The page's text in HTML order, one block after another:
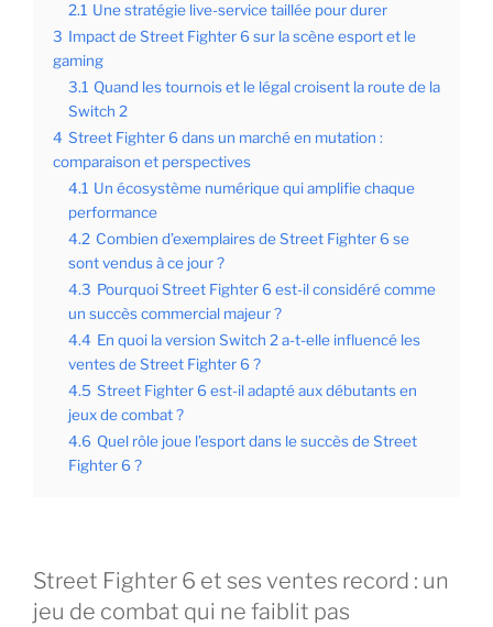
2.1 Une stratégie live-service taillée pour durer
3 Impact de Street Fighter 6 sur la scène esport et le
gaming
3.1 Quand les tournois et le légal croisent la route de la
Switch 2
4 Street Fighter 6 dans un marché en mutation :
comparaison et perspectives
4.1 Un écosystème numérique qui amplifie chaque
performance
4.2 Combien d’exemplaires de Street Fighter 6 se
sont vendus à ce jour ?
4.3 Pourquoi Street Fighter 6 est-il considéré comme
un succès commercial majeur ?
4.4 En quoi la version Switch 2 a-t-elle influencé les
ventes de Street Fighter 6 ?
4.5 Street Fighter 6 est-il adapté aux débutants en
jeux de combat ?
4.6 Quel rôle joue l’esport dans le succès de Street
Fighter 6 ?
Street Fighter 6 et ses ventes record : un
jeu de combat qui ne faiblit pas